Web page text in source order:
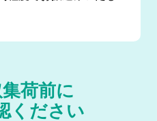
荷前に
ください